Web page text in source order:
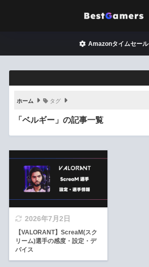
Amazonタイムセール
ホーム タグ
「ベルギー」の記事一覧
2026年7月2日
【VALORANT】ScreaM(スク
リーム)選手の感度・設定・デ
バイス